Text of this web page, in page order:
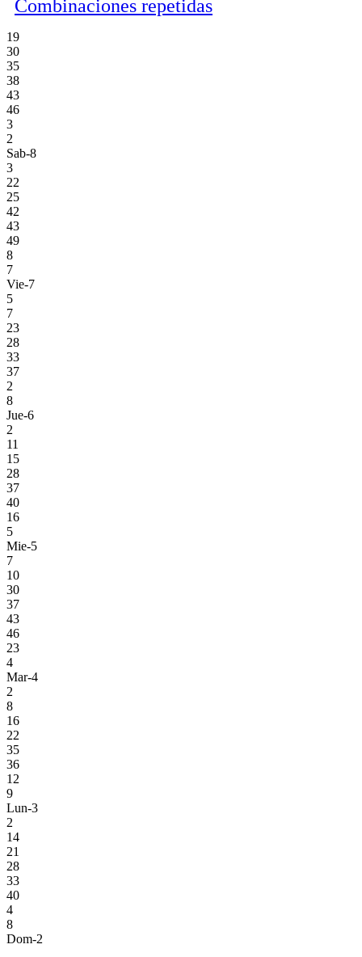
Combinaciones repetidas
19
30
35
38
43
46
3
2
Sab-8
3
22
25
42
43
49
8
7
Vie-7
5
7
23
28
33
37
2
8
Jue-6
2
11
15
28
37
40
16
5
Mie-5
7
10
30
37
43
46
23
4
Mar-4
2
8
16
22
35
36
12
9
Lun-3
2
14
21
28
33
40
4
8
Dom-2